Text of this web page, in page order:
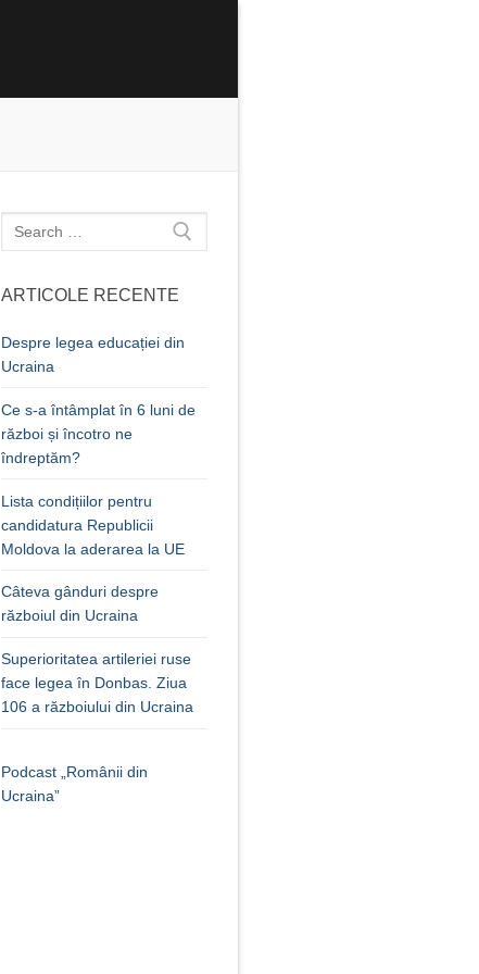
Caută
după:
ARTICOLE RECENTE
Despre legea educației din
Ucraina
Ce s-a întâmplat în 6 luni de
război și încotro ne
îndreptăm?
Lista condițiilor pentru
candidatura Republicii
Moldova la aderarea la UE
Câteva gânduri despre
războiul din Ucraina
Superioritatea artileriei ruse
face legea în Donbas. Ziua
106 a războiului din Ucraina
Podcast „Românii din
Ucraina”